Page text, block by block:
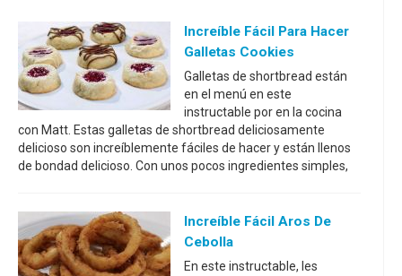
Increíble Fácil Para Hacer
Galletas Cookies
Galletas de shortbread están
en el menú en este
instructable por en la cocina
con Matt. Estas galletas de shortbread deliciosamente
delicioso son increíblemente fáciles de hacer y están llenos
de bondad delicioso. Con unos pocos ingredientes simples,
Increíble Fácil Aros De
Cebolla
En este instructable, les